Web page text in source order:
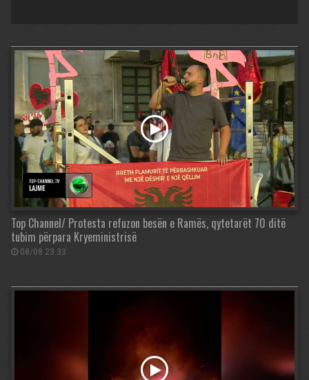
Top Channel/ Protesta refuzon besën e Ramës, qytetarët 70 ditë
tubim përpara Kryeministrisë
08/08 23:33